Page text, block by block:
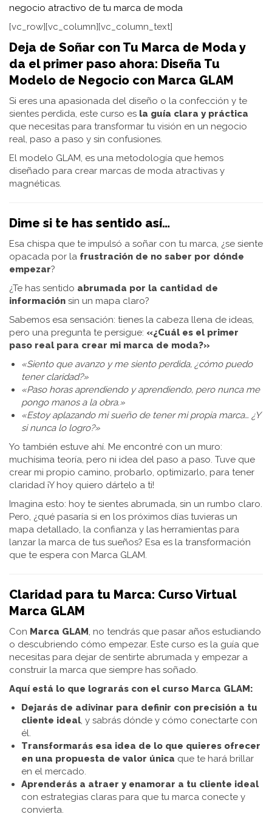
negocio atractivo de tu marca de moda
[vc_row][vc_column][vc_column_text]
Deja de Soñar con Tu Marca de Moda y
da el primer paso ahora: Diseña Tu
Modelo de Negocio con Marca GLAM
Si eres una apasionada del diseño o la confección y te
sientes perdida, este curso es la guía clara y práctica
que necesitas para transformar tu visión en un negocio
real, paso a paso y sin confusiones.
El modelo GLAM, es una metodología que hemos
diseñado para crear marcas de moda atractivas y
magnéticas.
Dime si te has sentido así…
Esa chispa que te impulsó a soñar con tu marca, ¿se siente
opacada por la frustración de no saber por dónde
empezar?
¿Te has sentido abrumada por la cantidad de
información sin un mapa claro?
Sabemos esa sensación: tienes la cabeza llena de ideas,
pero una pregunta te persigue: «¿Cuál es el primer
paso real para crear mi marca de moda?»
«Siento que avanzo y me siento perdida, ¿cómo puedo
tener claridad?»
«Paso horas aprendiendo y aprendiendo, pero nunca me
pongo manos a la obra.»
«Estoy aplazando mi sueño de tener mi propia marca… ¿Y
si nunca lo logro?»
Yo también estuve ahí. Me encontré con un muro:
muchísima teoría, pero ni idea del paso a paso. Tuve que
crear mi propio camino, probarlo, optimizarlo, para tener
claridad ¡Y hoy quiero dártelo a ti!
Imagina esto: hoy te sientes abrumada, sin un rumbo claro.
Pero, ¿qué pasaría si en los próximos días tuvieras un
mapa detallado, la confianza y las herramientas para
lanzar la marca de tus sueños? Esa es la transformación
que te espera con Marca GLAM.
Claridad para tu Marca: Curso Virtual
Marca GLAM
Con Marca GLAM , no tendrás que pasar años estudiando
o descubriendo cómo empezar. Este curso es la guía que
necesitas para dejar de sentirte abrumada y empezar a
construir la marca que siempre has soñado.
Aquí está lo que lograrás con el curso Marca GLAM:
Dejarás de adivinar para definir con precisión a tu
cliente ideal, y sabrás dónde y cómo conectarte con
él.
Transformarás esa idea de lo que quieres ofrecer
en una propuesta de valor única que te hará brillar
en el mercado.
Aprenderás a atraer y enamorar a tu cliente ideal
con estrategias claras para que tu marca conecte y
convierta.